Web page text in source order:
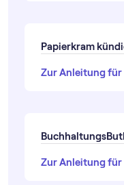
Papierkram
Zur Anleitung für
Zur Anleitung